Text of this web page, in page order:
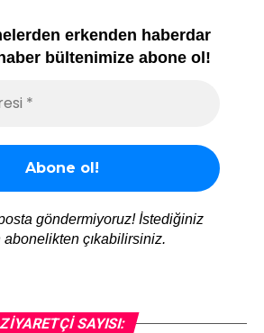
erkenden haberdar
bültenimize abone ol!
göndermiyoruz! İstediğiniz
abonelikten çıkabilirsiniz.
ZIYARETÇI SAYISI: